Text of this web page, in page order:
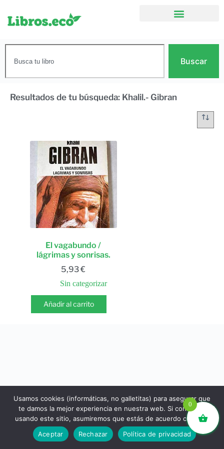
Buscar
Resultados de tu búsqueda: Khalil.- Gibran
El vagabundo /
lágrimas y sonrisas.
5,93€
Sin categorizar
Añadir al carrito
libros.eco © - Desde Barcelona para el mundo 💚 |
Devoluciones y reembolsos|Política de Privacidad
0
Usamos cookies (informáticas, no galletitas) para asegurar que
te damos la mejor experiencia en nuestra web. Si continúas
usando este sitio, asumiremos que estás de acuerdo con ello.
Aceptar
Rechazar Política de privacidad